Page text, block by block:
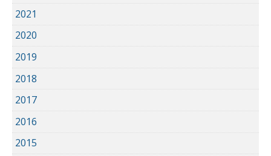
2021
2020
2019
2018
2017
2016
2015